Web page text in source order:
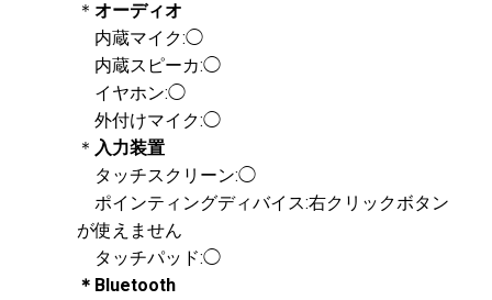
＊ オーディオ
内蔵マイク:◯
内蔵スピーカ:◯
イヤホン:◯
外付けマイク:◯
＊ 入力装置
タッチスクリーン:◯
ポインティングディバイス:右クリックボタン
が使えません
タッチパッド:◯
＊Bluetooth